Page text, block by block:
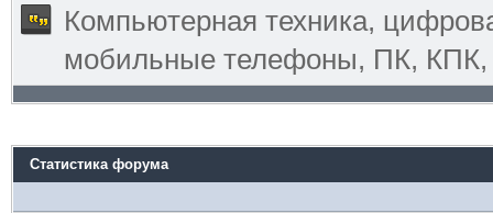
Компьютерная техника,
мобильные телефоны, ПК, КПК,
Статистика форума